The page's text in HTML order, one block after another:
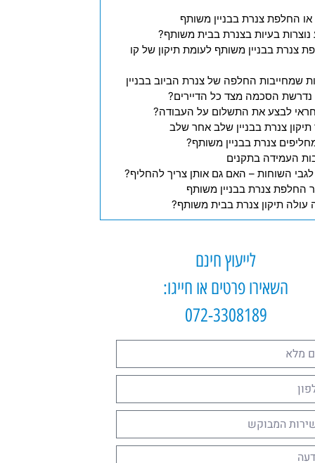
צנרת בבניין משותף לעומת תיקון של קו
לייעוץ חינם
השאירו פרטים או חייגו:
072-3308189